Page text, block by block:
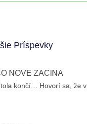
Príspevky
NOVÉ ZAČÍNA
končí… Hovorí sa, že v